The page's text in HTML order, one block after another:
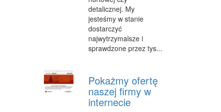
detalicznej. My
jesteśmy w stanie
dostarczyć
najwytrzymalsze i
sprawdzone przez tys...
Pokażmy ofertę
naszej firmy w
internecie